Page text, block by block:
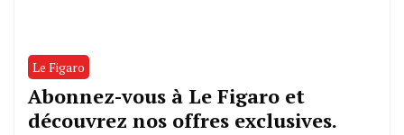
Le Figaro
Abonnez-vous à Le Figaro et
découvrez nos offres exclusives.